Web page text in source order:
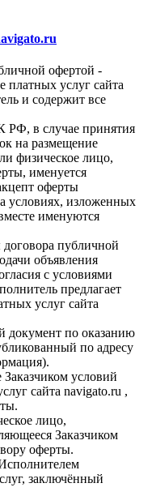
офертой -
платных услуг сайта
и содержит все
РФ, в случае принятия
на размещение
физическое лицо,
именуется
оферты
условиях, изложенных
именуются
публичной
объявления
с условиями
предлагает
услуг сайта
документ по оказанию
по адресу
условий
сайта navigato.ru ,
лицо,
Заказчиком
оферты.
заключённый